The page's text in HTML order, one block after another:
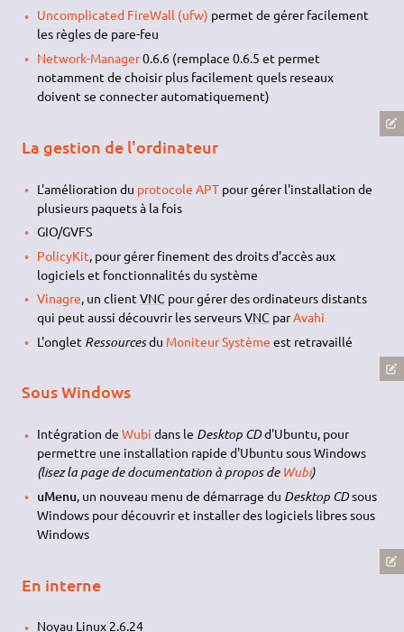
Uncomplicated FireWall (ufw) permet de gérer facilement
les règles de pare-feu
Network-Manager0.6.6 (remplace 0.6.5 et permet
notamment de choisir plus facilement quels reseaux
doivent se connecter automatiquement)
La gestion de l'ordinateur
L'amélioration du protocole APTpour gérer l'installation de
plusieurs paquets à la fois
GIO/GVFS
PolicyKit , pour gérer finement des droits d'accès aux
logiciels et fonctionnalités du système
Vinagre, un client VNC pour gérer des ordinateurs distants
qui peut aussi découvrir les serveursVNC parAvahi
L'onglet Ressourcesdu Moniteur Système est retravaillé
Sous Windows
Intégration de Wubi dans le Desktop CDd'Ubuntu, pour
permettre une installation rapide d'Ubuntu sous Windows
(lisez la page de documentation à propos de Wubi)
uMenu, un nouveau menu de démarrage du Desktop CDsous
Windows pour découvrir et installer des logiciels libres sous
Windows
En interne
Noyau Linux 2.6.24